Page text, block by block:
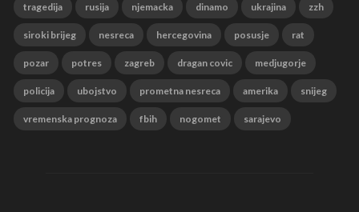
tragedija rusija njemacka dinamo ukrajina zzh
siroki brijeg nesreca hercegovina posusje rat
pozar potres zagreb dragan covic medjugorje
policija ubojstvo prometna nesreca amerika snijeg
vremenska prognoza fbih nogomet sarajevo